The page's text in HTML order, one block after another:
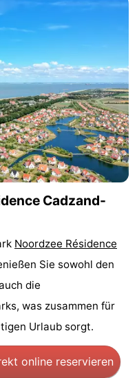
Cadzand-
Noordzee Résidence
Sie sowohl den
die
was zusammen für
Urlaub sorgt.
online reservieren